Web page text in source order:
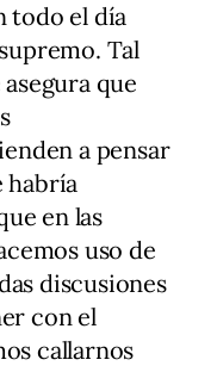
todo el día
Tal
que
a pensar
habría
en las
uso de
discusiones
con el
callarnos